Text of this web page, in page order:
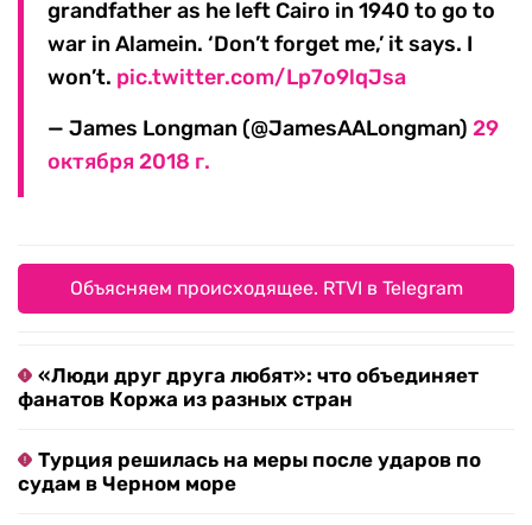
grandfather as he left Cairo in 1940 to go to
war in Alamein. ‘Don’t forget me,’ it says. I
won’t. pic.twitter.com/Lp7o9lqJsa
— James Longman (@JamesAALongman) 29
октября 2018 г.
Объясняем происходящее. RTVI в Telegram
«Люди друг друга любят»: что объединяет
фанатов Коржа из разных стран
Турция решилась на меры после ударов по
судам в Черном море